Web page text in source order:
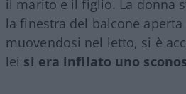
il marito e il figlio. La donna
la finestra del balcone aperta
muovendosi nel letto, si è
lei si era infilato uno